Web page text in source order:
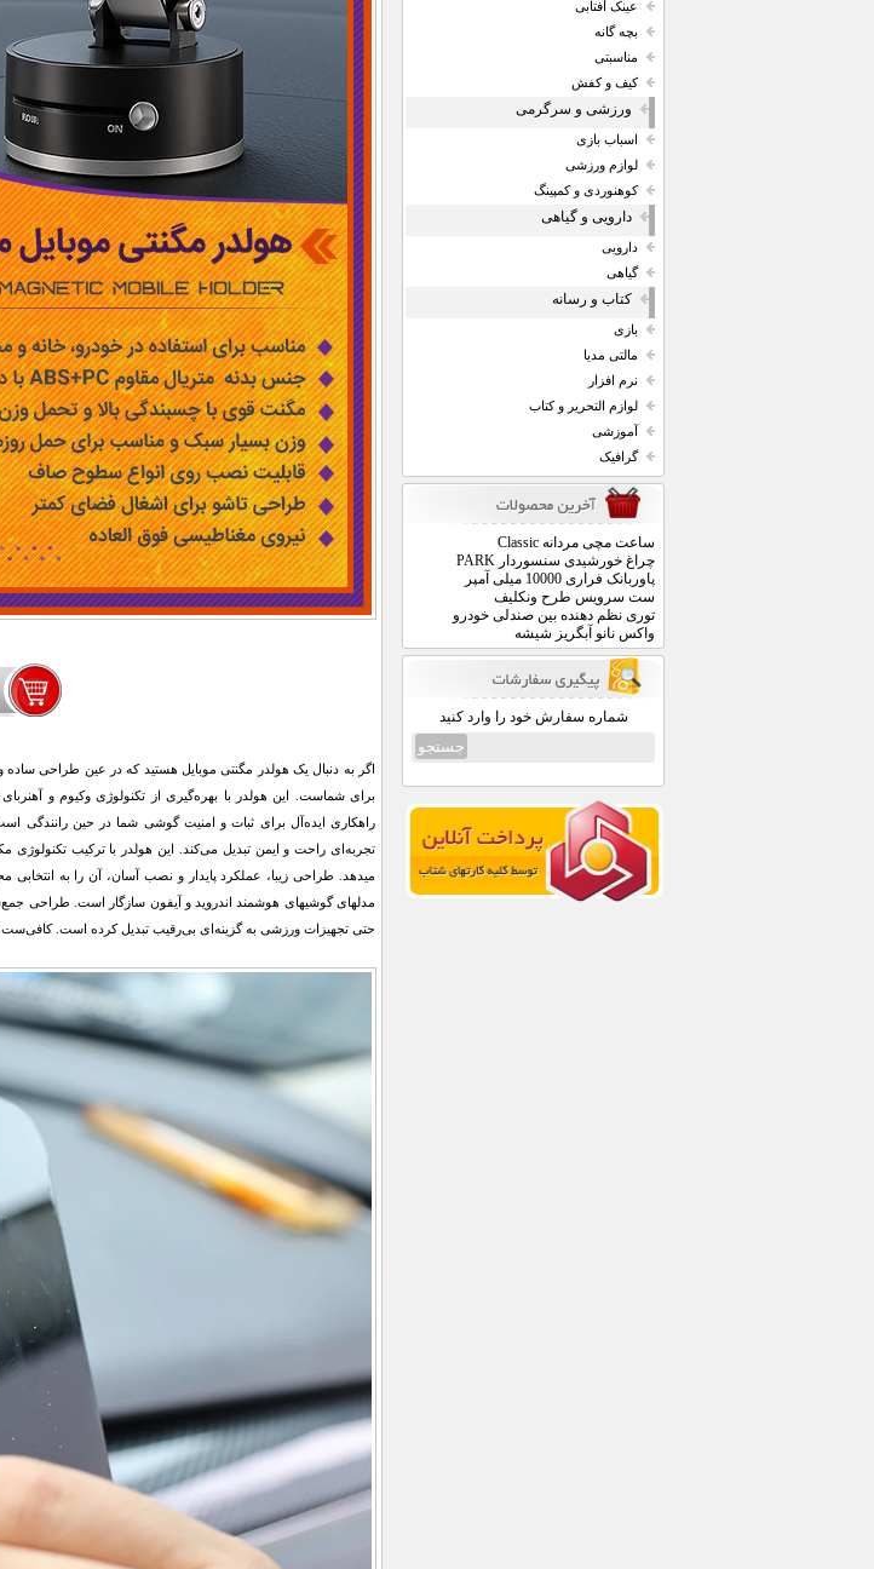
عینک آفتابی
بچه گانه
مناسبتی
کیف و کفش
ورزشی و سرگرمی
اسباب بازی
لوازم ورزشی
کوهنوردی و کمپینگ
دارویی و گیاهی
دارویی
گیاهی
کتاب و رسانه
بازی
مالتی مدیا
نرم افزار
لوازم التحریر و کتاب
آموزشی
گرافیک
ساعت مچی مردانه Classic
چراغ خورشیدی سنسوردار PARK
پاوربانک فراری 10000 میلی آمپر
ست سرویس طرح ونکلیف
توری نظم دهنده بین صندلی خودرو
واکس نانو آبگریز شیشه
شماره سفارش خود را وارد کنید
اگر به دنبال یک هولدر مگنتی موبایل هستید که در عین طراحی ساده
برای شماست. این هولدر با بهره‌گیری از تکنولوژی وکیوم و
راهکاری ایده‌آل برای ثبات و امنیت گوشی شما در حین رانندگی
تجربه‌ای راحت و ایمن تبدیل می‌کند. این هولدر با ترکیب
میدهد. طراحی زیبا، عملکرد پایدار و نصب آسان، آن را به
مدلهای گوشیهای هوشمند اندروید و آیفون سازگار است. طراحی
حتی تجهیزات ورزشی به گزینه‌ای بی‌رقیب تبدیل کرده است. کافی‌ست